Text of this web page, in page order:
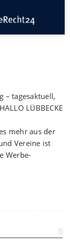
– tagesaktuell,
LÜBBECKE
mehr aus der
Vereine ist
Werbe-